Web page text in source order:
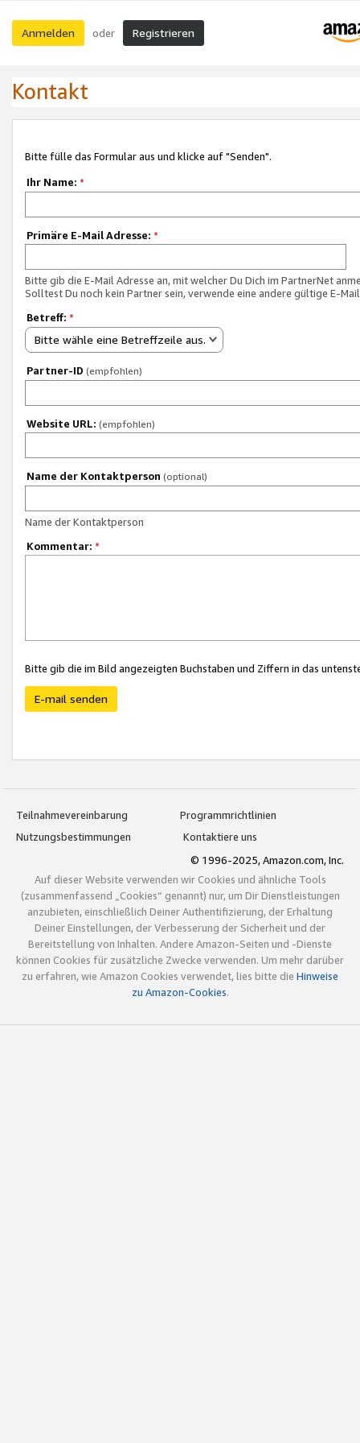
Anmelden oder Registrieren
Kontakt
Bitte fülle das Formular aus und klicke auf "Senden".
Ihr Name: *
Primäre E-Mail Adresse: *
Bitte gib die E-Mail Adresse an, mit welcher Du Dich im PartnerNet
Solltest Du noch kein Partner sein, verwende eine andere gültige E-
Betreff: *
Bitte wähle eine Betreffzeile aus.
Partner-ID (empfohlen)
Website URL: (empfohlen)
Name der Kontaktperson (optional)
Name der Kontaktperson
Kommentar: *
Bitte gib die im Bild angezeigten Buchstaben und Ziffern in das
E-mail senden
Teilnahmevereinbarung
Programmrichtlinien
Nutzungsbestimmungen
Kontaktiere uns
© 1996-2025, Amazon.com, Inc.
Auf dieser Website verwenden wir Cookies und ähnliche Tools
(zusammenfassend „Cookies“ genannt) nur, um Dir Dienstleistungen
anzubieten, einschließlich Deiner Authentifizierung, der Erhaltung
Deiner Einstellungen, der Verbesserung der Sicherheit und der
Bereitstellung von Inhalten. Andere Amazon-Seiten und -Dienste
können Cookies für zusätzliche Zwecke verwenden. Um mehr darüber
zu erfahren, wie Amazon Cookies verwendet, lies bitte die Hinweise
zu Amazon-Cookies.